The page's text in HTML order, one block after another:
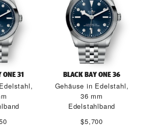
ONE 31 BLACK BAY ONE 36
Gehäuse in Edelstahl,
36 mm
Edelstahlband
$5,700